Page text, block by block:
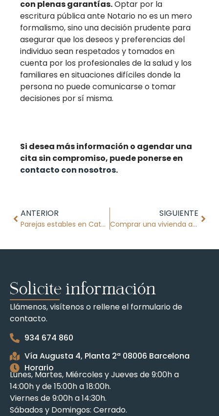
con plenas garantías.Optar por la
escritura pública ante Notario no es un mero
formalismo, sino una decisión prudente para
asegurar que los deseos y preferencias del
individuo sean respetados y tomados en
cuenta por los profesionales de la salud y los
familiares en situaciones difíciles donde la
persona no puede comunicarse o tomar
decisiones por sí misma.
Si desea más información o agendar una
cita sin compromiso, puede ponerse en
contacto con nosotros.
ANTERIOR
Parejas estables en Cataluña
SIGUIENTE
Comprar una vivienda ante Notario
Solicite información
Llámenos, visítenos o rellene el formulario de
contacto.
934 674 860
Vía Augusta 4, Planta 2ª 08006 Barcelona
Horario
Lunes, Martes, Miércoles y Jueves de 9:00h a
14:00h y de 15:00h a 18:00h.
Viernes de 9:00h a 14:30h.
Sábados y Domingos: Cerrado.